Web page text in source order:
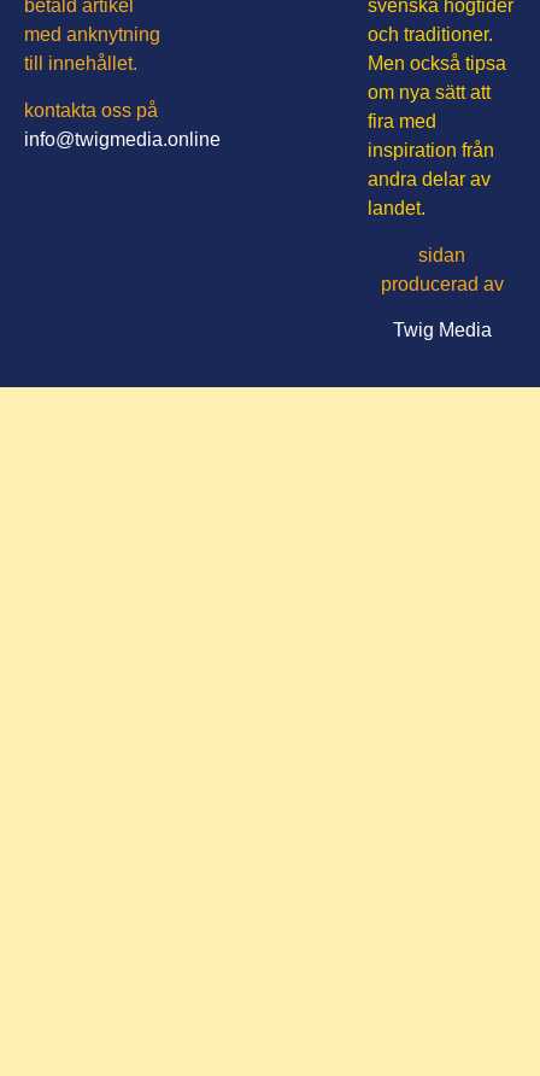
betald artikel
med anknytning
till innehållet.
kontakta oss på
info@twigmedia.online
svenska högtider
och traditioner.
Men också tipsa
om nya sätt att
fira med
inspiration från
andra delar av
landet.
sidan
producerad av
Twig Media